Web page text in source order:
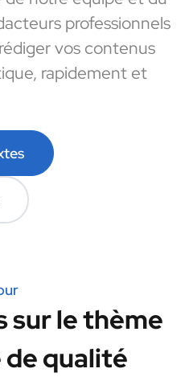
professionnels
vos contenus
rapidement et
sur le thème
qualité